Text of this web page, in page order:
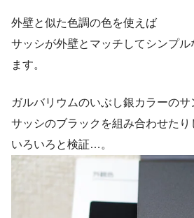
外壁と似た色調の色を使えば
サッシが外壁とマッチしてシンプル
ます。
ガルバリウムのいぶし銀カラーのサ
サッシのブラックを組み合わせたり
いろいろと検証…。